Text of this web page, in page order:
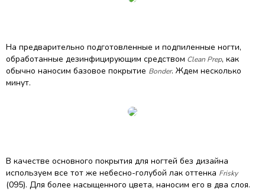
На предварительно подготовленные и подпиленные ногти,
обработанные дезинфицирующим средством Clean Prep, как
обычно наносим базовое покрытие Bonder. Ждем несколько
минут.
В качестве основного покрытия для ногтей без дизайна
используем все тот же небесно-голубой лак оттенка Frisky
(095). Для более насыщенного цвета, наносим его в два слоя.